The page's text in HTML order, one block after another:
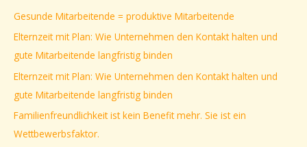
n
a
c
h
:
Gesunde Mitarbeitende = produktive Mitarbeitende
Elternzeit mit Plan: Wie Unternehmen den Kontakt halten und
gute Mitarbeitende langfristig binden
Elternzeit mit Plan: Wie Unternehmen den Kontakt halten und
gute Mitarbeitende langfristig binden
Familienfreundlichkeit ist kein Benefit mehr. Sie ist ein
Wettbewerbsfaktor.